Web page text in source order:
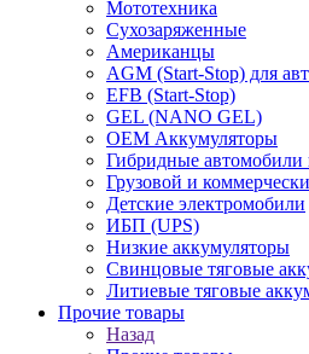
Мототехника
Сухозаряженные
Американцы
AGM (Start-Stop) для
EFB (Start-Stop)
GEL (NANO GEL)
OEM Аккумуляторы
Гибридные автомобили
Грузовой и
Детские электромобили
ИБП (UPS)
Низкие аккумуляторы
Свинцовые тяговые
Литиевые тяговые
Прочие товары
Назад